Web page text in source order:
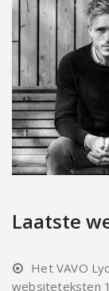
Laatste
Het VAVO
websiteteksten